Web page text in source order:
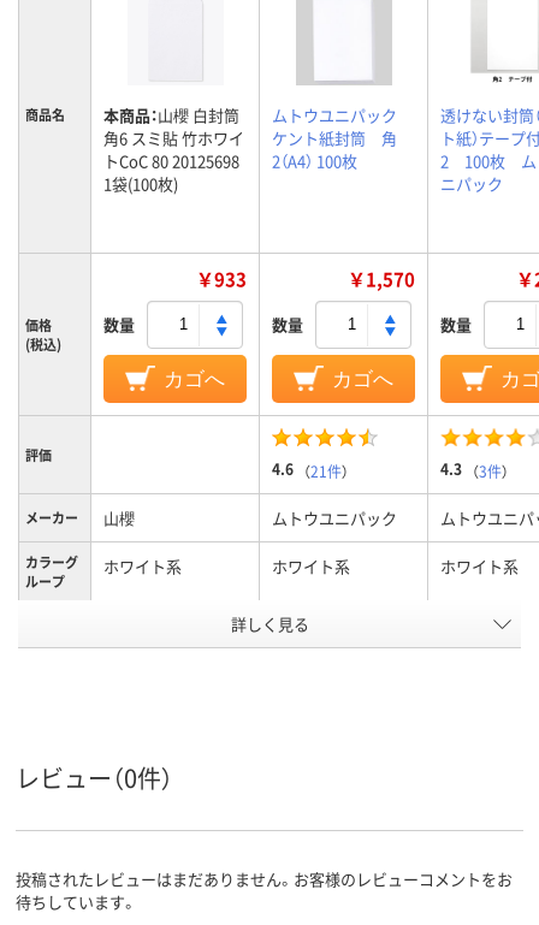
商品名 本商品：山櫻 白封筒
角6 スミ貼 竹ホワイ
トCoC 80 20125698
1袋(100枚)
ムトウユニパック
ケント紙封筒 角
2（A4） 100枚
透けない封筒
ト紙）テー
2 100枚 ム
ニパック
価格
(税込)
￥933
数量
カゴへ
￥1,570
数量
カゴへ
数量
カ
評価
4.6 （21件） 4.3 （3件）
メーカー 山櫻 ムトウユニパック ムトウユニパ
カラーグ
ループ
ホワイト系 ホワイト系 ホワイト系
テープ・のりなし テープ付き
留め具の
有無
なし
封筒裏面
アスクル
商品環境
詳しく見る
レビュー（0件）
投稿されたレビューはまだありません。お客様のレビューコメントをお
待ちしています。